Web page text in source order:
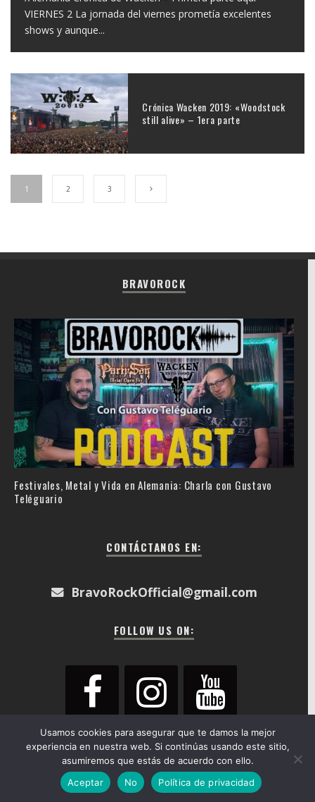
VIERNES 2 La jornada del viernes prometía excelentes
shows y aunque...
Crónica Wacken 2019: «Woodstock
still alive» – 1era parte
1 2 3
BRAVOROCK
Festivales, Metal y Vida en Alemania: Charla con Gustavo
Teléguario
CONTÁCTANOS EN:
BravoRockOfficial@gmail.com
FOLLOW US ON:
© Bravorock 2018 - 2026
Actualidad Crónicas Galería Contacto About
Usamos cookies para asegurar que te damos la mejor
experiencia en nuestra web. Si continúas usando este sitio,
asumiremos que estás de acuerdo con ello.
Aceptar
No Política de privacidad